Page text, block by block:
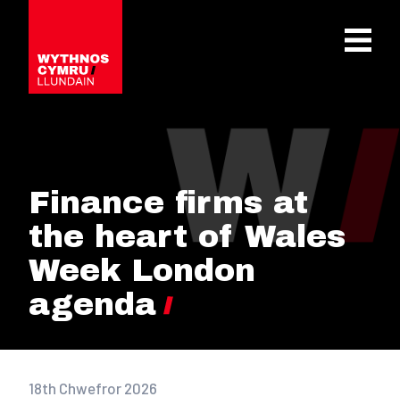
OPEN
Finance firms at
the heart of Wales
Week London
agenda
18th Chwefror 2026